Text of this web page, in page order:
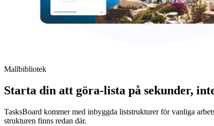
Mallbibliotek
Starta din att göra-lista på sekunder,
TasksBoard kommer med inbyggda liststrukturer för vanliga
strukturen finns redan där.